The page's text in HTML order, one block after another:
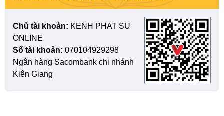
Chủ tài khoản: KENH PHAT SU
ONLINE
Số tài khoản: 070104929298
Ngân hàng Sacombank chi nhánh
Kiên Giang